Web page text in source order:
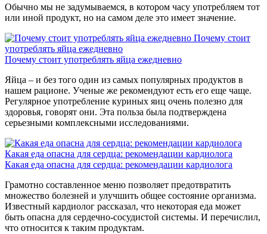
Обычно мы не задумываемся, в котором часу употребляем тот
или иной продукт, но на самом деле это имеет значение.
Почему стоит
употреблять яйца ежедневно
Почему стоит употреблять яйца ежедневно
Яйца – и без того один из самых популярных продуктов в
нашем рационе. Ученые же рекомендуют есть его еще чаще.
Регулярное употребление куриных яиц очень полезно для
здоровья, говорят они. Эта польза была подтверждена
серьезными комплексными исследованиями.
Какая еда опасна для сердца: рекомендации кардиолога
Какая еда опасна для сердца: рекомендации кардиолога
Грамотно составленное меню позволяет предотвратить
множество болезней и улучшить общее состояние организма.
Известный кардиолог рассказал, что некоторая еда может
быть опасна для сердечно-сосудистой системы. И перечислил,
что относится к таким продуктам.